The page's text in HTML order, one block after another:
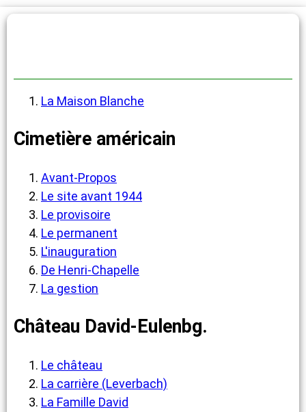
La Maison Blanche
Cimetière américain
Avant-Propos
Le site avant 1944
Le provisoire
Le permanent
L'inauguration
De Henri-Chapelle
La gestion
Château David-Eulenbg.
Le château
La carrière (Leverbach)
La Famille David